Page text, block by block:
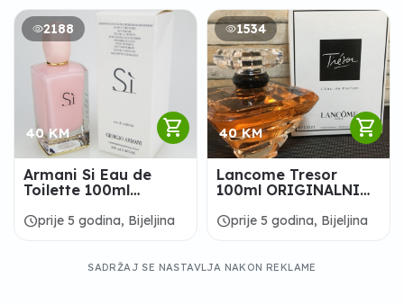
2188
40 KM shopping_cart
Armani Si Eau de
Toilette 100ml
scheduleprije 5 godina, Bijeljina
1534
40 KM shopping_cart
Lancome Tresor
100ml ORIGINALNI
scheduleprije 5 godina, Bijeljina
SADRŽAJ SE NASTAVLJA NAKON REKLAME